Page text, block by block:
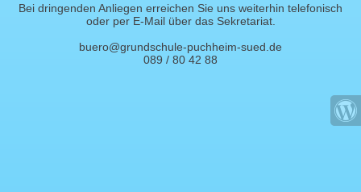
Bei dringenden Anliegen erreichen Sie uns weiterhin telefonisch
oder per E-Mail über das Sekretariat.
buero@grundschule-puchheim-sued.de
089 / 80 42 88